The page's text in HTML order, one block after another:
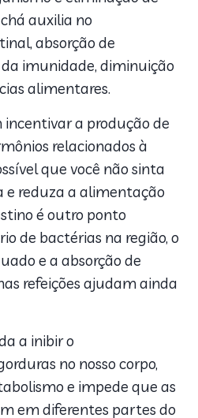
auxilia no
absorção de
imunidade, diminuição
alimentares.
incentivar a produção de
relacionados à
que você não sinta
e reduza a alimentação
é outro ponto
de bactérias na região, o
e a absorção de
refeições ajudam ainda
a inibir o
no nosso corpo,
e impede que as
em diferentes partes do